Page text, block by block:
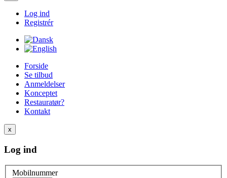
Log ind
Registrér
Forside
Se tilbud
Anmeldelser
Konceptet
Restauratør?
Kontakt
x
Log ind
Mobilnummer